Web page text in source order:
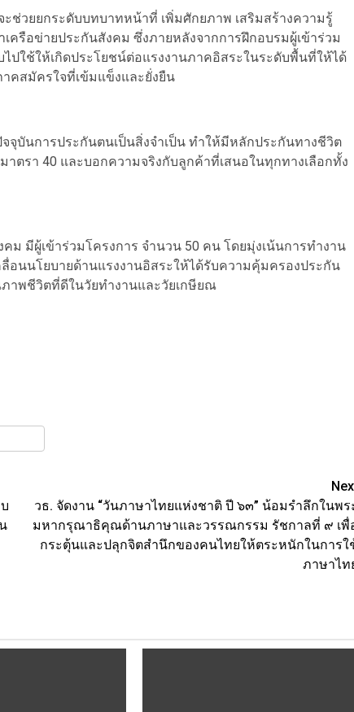
วยยกระดับบทบาทหน้าที่ เพิ่มศักยภาพ เสริมสร้างความรู้
ครือข่ายประกันสังคม ซึ่งภายหลังจากการฝึกอบรมผู้เข้าร่วม
ปใช้ให้เกิดประโยชน์ต่อแรงงานภาคอิสระในระดับพื้นที่ให้ได้
คสมัครใจที่เข้มแข็งและยั่งยืน
จุบันการประกันตนเป็นสิ่งจำเป็น ทำให้มีหลักประกันทางชีวิต
ตรา 40 และบอกความจริงกับลูกค้าที่เสนอในทุกทางเลือกทั้ง
มีผู้เข้าร่วมโครงการ จำนวน 50 คน โดยมุ่งเน้นการทำงาน
นนโยบายด้านแรงงานอิสระให้ได้รับความคุ้มครองประกัน
าพชีวิตที่ดีในวัยทำงานและวัยเกษียณ
วธ. จัดงาน “วันภาษาไทยแห่งชาติ ปี ๖๓” น้อมรำลึกในพร
มหากรุณาธิคุณด้านภาษาและวรรณกรรม รัชกาลที่ ๙ เพื่
กระตุ้นและปลุกจิตสำนึกของคนไทยให้ตระหนักในการใ
ภาษาไท